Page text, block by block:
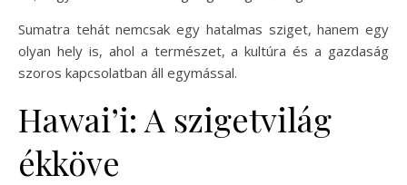
Sumatra tehát nemcsak egy hatalmas sziget, hanem egy
olyan hely is, ahol a természet, a kultúra és a gazdaság
szoros kapcsolatban áll egymással.
Hawai’i: A szigetvilág
ékköve